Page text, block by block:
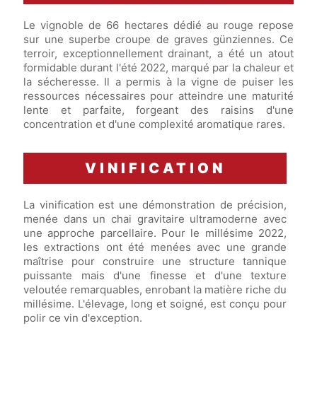
Le vignoble de 66 hectares dédié au rouge repose
sur une superbe croupe de graves günziennes. Ce
terroir, exceptionnellement drainant, a été un atout
formidable durant l'été 2022, marqué par la chaleur et
la sécheresse. Il a permis à la vigne de puiser les
ressources nécessaires pour atteindre une maturité
lente et parfaite, forgeant des raisins d'une
concentration et d'une complexité aromatique rares.
VINIFICATION
La vinification est une démonstration de précision,
menée dans un chai gravitaire ultramoderne avec
une approche parcellaire. Pour le millésime 2022,
les extractions ont été menées avec une grande
maîtrise pour construire une structure tannique
puissante mais d'une finesse et d'une texture
veloutée remarquables, enrobant la matière riche du
millésime. L'élevage, long et soigné, est conçu pour
polir ce vin d'exception.